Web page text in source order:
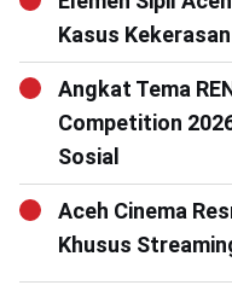
Kasus
Angkat Tema
Competition
Sosial
Aceh Cinema
Khusus